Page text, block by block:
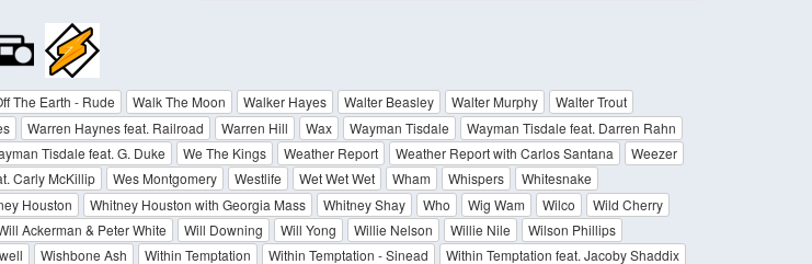
The Earth - Rude Walk The Moon Walker Hayes Walter Beasley Walter Murphy
Walter Trout
Warren Haynes feat. Railroad Warren Hill Wax Wayman Tisdale
Wayman Tisdale feat. Darren Rahn
Tisdale feat. G. Duke We The Kings Weather Report Weather Report with Carlos Santana
Weezer
Carly McKillip Wes Montgomery Westlife Wet Wet Wet Wham Whispers
Whitesnake
Houston Whitney Houston with Georgia Mass Whitney Shay Who Wig Wam Wilco
Wild Cherry
Ackerman & Peter White Will Downing Will Yong Willie Nelson Willie Nile
Wilson Phillips
Wishbone Ash Within Temptation Within Temptation - Sinead Within Temptation feat. Jacoby Shaddix